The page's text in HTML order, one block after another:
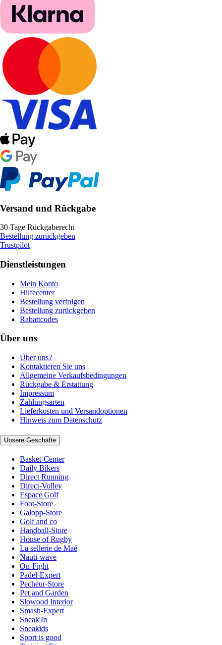
Versand und Rückgabe
30 Tage Rückgaberecht
Bestellung zurückgeben
Trustpilot
Dienstleistungen
Mein Konto
Hilfecenter
Bestellung verfolgen
Bestellung zurückgeben
Rabattcodes
Über uns
Über uns?
Kontaktieren Sie uns
Allgemeine Verkaufsbedingungen
Rückgabe & Erstattung
Impressum
Zahlungsarten
Lieferkosten und Versandoptionen
Hinweis zum Datenschutz
Unsere Geschäfte
Basket-Center
Daily Bikers
Direct Running
Direct-Volley
Espace Golf
Foot-Store
Galopp-Store
Golf and co
Handball-Store
House of Rugby
La sellerie de Maé
Nauti-wave
On-Fight
Padel-Expert
Pecheur-Store
Pet and Garden
Slowood Interior
Smash-Expert
Sneak'In
Sneakids
Sport is good